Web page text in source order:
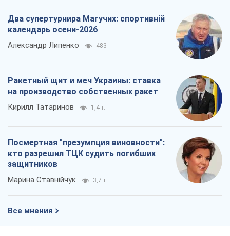
Два супертурнира Магучих: спортивній
календарь осени-2026
Александр Липенко 483
Ракетный щит и меч Украины: ставка
на производство собственных ракет
Кирилл Татаринов 1,4 т.
Посмертная "презумпция виновности":
кто разрешил ТЦК судить погибших
защитников
Марина Ставнійчук 3,7 т.
Все мнения